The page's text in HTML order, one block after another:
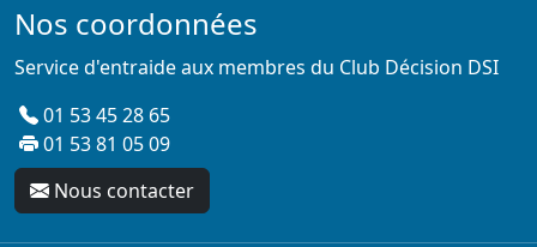
Nos coordonnées
Service d'entraide aux membres du Club Décision DSI
01 53 45 28 65
01 53 81 05 09
Nous contacter